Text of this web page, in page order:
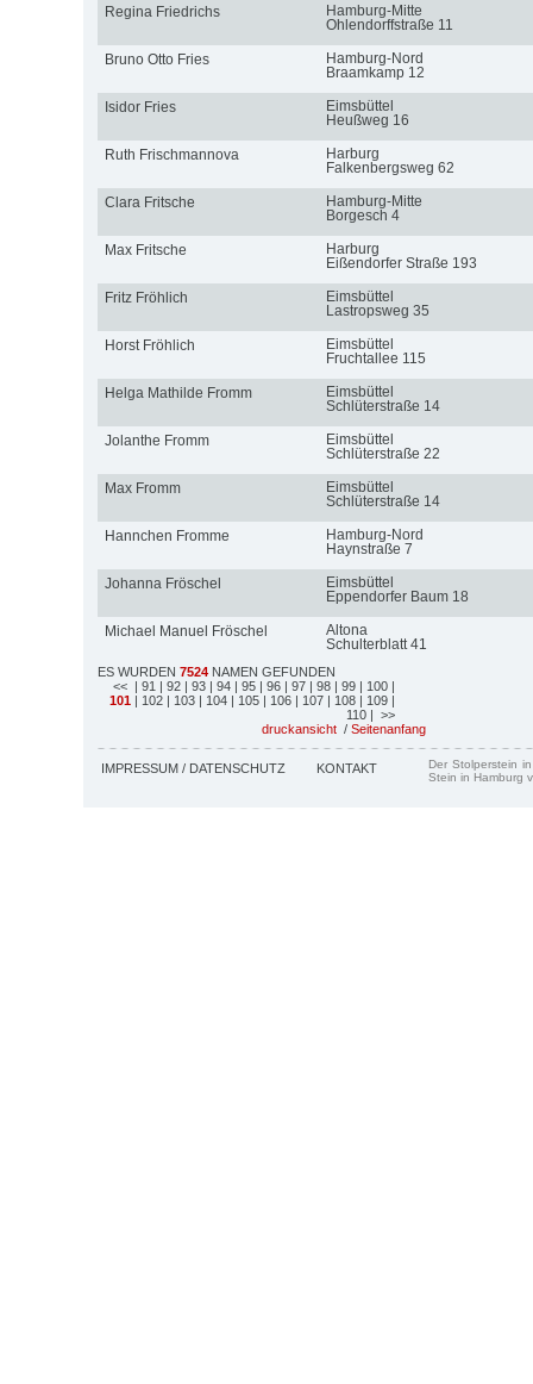
Regina Friedrichs
Hamburg-Mitte
Ohlendorffstraße 11
Bruno Otto Fries
Hamburg-Nord
Braamkamp 12
Isidor Fries
Eimsbüttel
Heußweg 16
Ruth Frischmannova
Harburg
Falkenbergsweg 62
Clara Fritsche
Hamburg-Mitte
Borgesch 4
Max Fritsche
Harburg
Eißendorfer Straße 193
Fritz Fröhlich
Eimsbüttel
Lastropsweg 35
Horst Fröhlich
Eimsbüttel
Fruchtallee 115
Helga Mathilde Fromm
Eimsbüttel
Schlüterstraße 14
Jolanthe Fromm
Eimsbüttel
Schlüterstraße 22
Max Fromm
Eimsbüttel
Schlüterstraße 14
Hannchen Fromme
Hamburg-Nord
Haynstraße 7
Johanna Fröschel
Eimsbüttel
Eppendorfer Baum 18
Michael Manuel Fröschel
Altona
Schulterblatt 41
ES WURDEN 7524 NAMEN GEFUNDEN
<< | 91 | 92 | 93 | 94 | 95 | 96 | 97 | 98 | 99 | 100 |
101 | 102 | 103 | 104 | 105 | 106 | 107 | 108 | 109 |
110 | >>
druckansicht / Seitenanfang
IMPRESSUM / DATENSCHUTZ KONTAKT
Der Stolperstein
Stein in Hamburg